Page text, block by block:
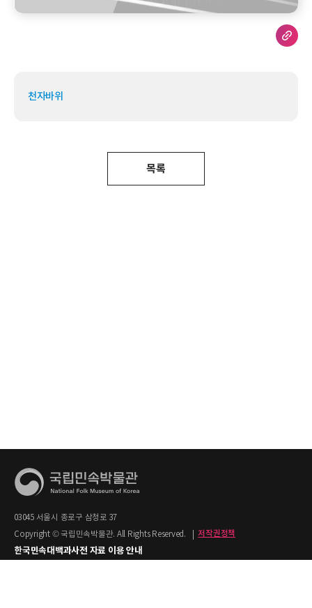
천자바위
목록
03045 서울시 종로구 삼청로 37
Copyright © 국립민속박물관. All Rights Reserved.
저작권정책
한국민속대백과사전 자료 이용 안내